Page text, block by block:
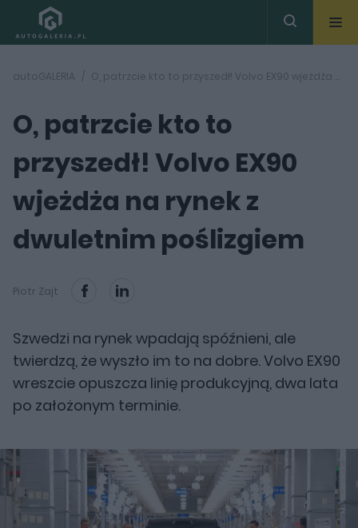
autoGALERIA O, patrzcie kto to przyszedł! Volvo EX90 wjeżdża na rynek z dwuletnim poślizgiem
O, patrzcie kto to
przyszedł! Volvo EX90
wjeżdża na rynek z
dwuletnim poślizgiem
Piotr Zajt
Szwedzi na rynek wpadają spóźnieni, ale
twierdzą, że wyszło im to na dobre. Volvo EX90
wreszcie opuszcza linię produkcyjną, dwa lata
po założonym terminie.